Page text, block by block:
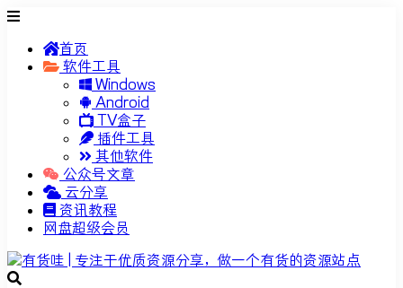
首页
软件工具
Windows
Android
TV盒子
插件工具
其他软件
公众号文章
云分享
资讯教程
网盘超级会员